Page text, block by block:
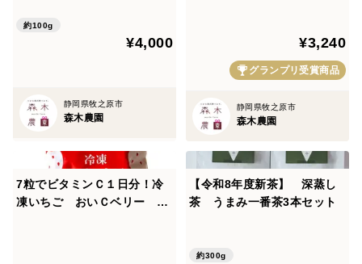
約100g
¥4,000
静岡県牧之原市
森木農園
¥3,240
グランプリ受賞商品
静岡県牧之原市
森木農園
7粒でビタミンＣ１日分！冷
凍いちご おいＣベリー ２
【令和8年度新茶】 深蒸し
茶 うまみ一番茶3本セット
約300g